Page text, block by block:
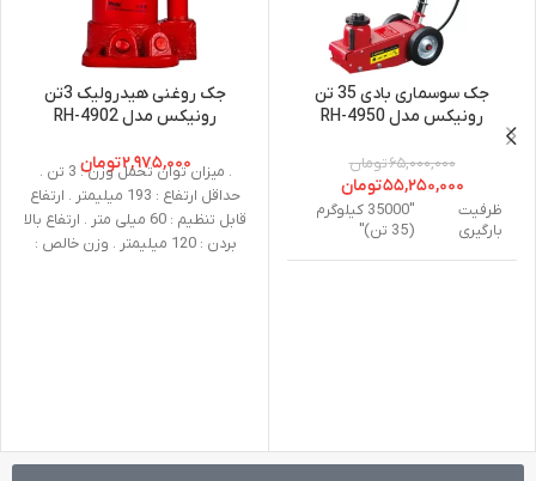
جک سوسماری بادی 35 تن
رونیکس مدل RH-4950
۶۵,۰۰۰,۰۰۰تومان
۵۵,۲۵۰,۰۰۰تومان
ظرفیت
بارگیری
"35000 کیلوگرم
(35 تن)"
بارگیری
245 میلی متر
جک روغنی هیدرولیک 3تن
رونیکس مدل RH-4902
۲,۹۷۵,۰۰۰تومان
. میزان توان تحمل وزن : 3 تن .
حداقل ارتفاع : 193 میلیمتر . ارتفاع
قابل تنظیم : 60 میلی متر . ارتفاع بالا
بردن : 120 میلیمتر . وزن خالص :